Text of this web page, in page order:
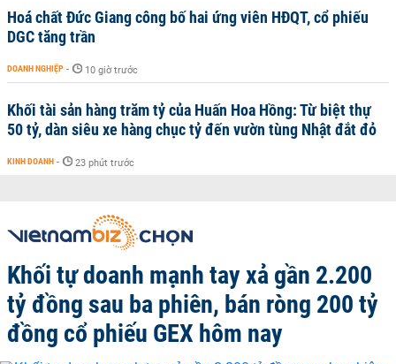
Hoá chất Đức Giang công bố hai ứng viên HĐQT, cổ phiếu
DGC tăng trần
DOANH NGHIỆP - 10 giờ trước
Khối tài sản hàng trăm tỷ của Huấn Hoa Hồng: Từ biệt thự
50 tỷ, dàn siêu xe hàng chục tỷ đến vườn tùng Nhật đắt đỏ
KINH DOANH - 23 phút trước
Khối tự doanh mạnh tay xả gần 2.200
tỷ đồng sau ba phiên, bán ròng 200 tỷ
đồng cổ phiếu GEX hôm nay